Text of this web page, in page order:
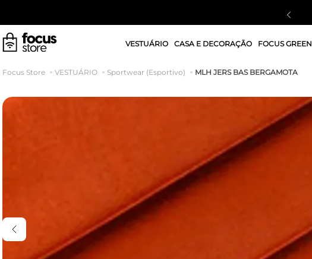
VESTUÁRIO CASA E DECORAÇÃO FOCUS GREEN
VESTUÁRIO Sportwear (Esportivo) MLH JERS BAS BERGAMOTA